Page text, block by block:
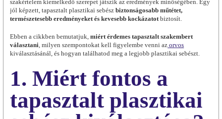
szakértelem kiemelkedő szerepet játszik az eredmények minőségében. Egy
jól képzett, tapasztalt plasztikai sebészbiztonságosabb műtétet,
természetesebb eredményeket és kevesebb kockázatotbiztosít.
Ebben a cikkben bemutatjuk,miért érdemes tapasztalt szakembert
választani, milyen szempontokat kell figyelembe venni az orvos
kiválasztásánál, és hogyan találhatod meg a legjobb plasztikai sebészt.
1. Miért fontos a
tapasztalt plasztikai